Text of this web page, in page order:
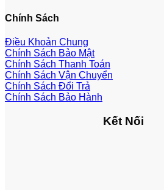
Chính Sách
Điều Khoản Chung
Chính Sách Bảo Mật
Chính Sách Thanh Toán
Chính Sách Vận Chuyển
Chính Sách Đổi Trả
Chính Sách Bảo Hành
Kết Nối